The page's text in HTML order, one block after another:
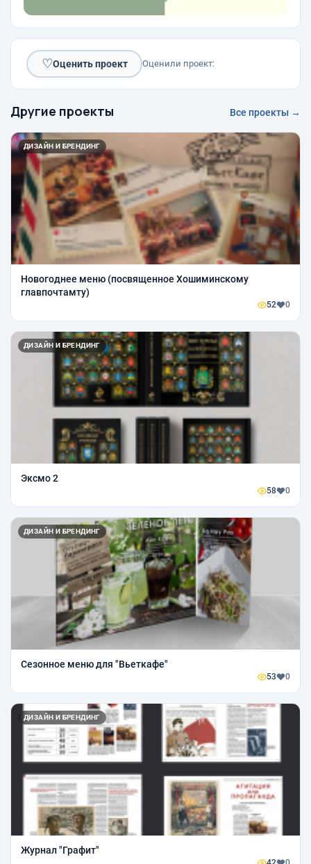
♡Оценить проект Оценили проект:
Другие проекты Все проекты →
ДИЗАЙН И БРЕНДИНГ
Новогоднее меню (посвященное Хошиминскому
главпочтамту)
52 0
ДИЗАЙН И БРЕНДИНГ
Эксмо 2
58 0
ДИЗАЙН И БРЕНДИНГ
Сезонное меню для "Вьеткафе"
53 0
ДИЗАЙН И БРЕНДИНГ
Журнал "Графит"